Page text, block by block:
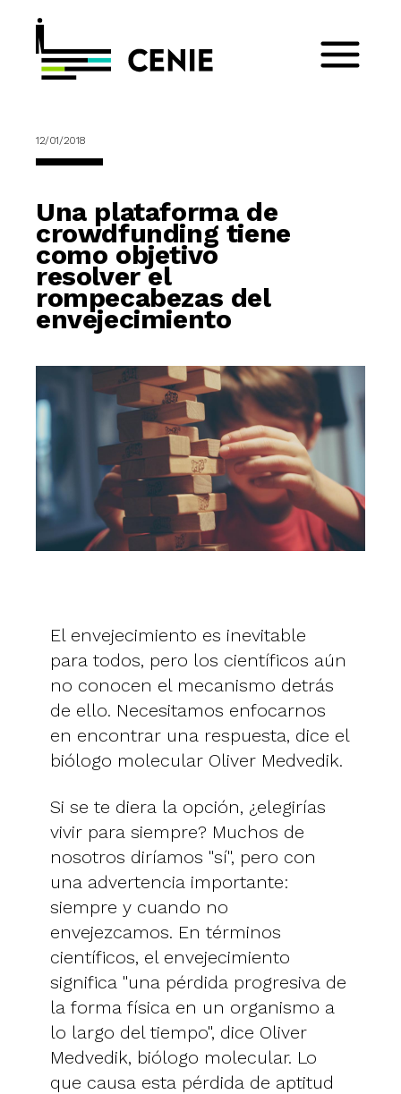
12/01/2018
Una plataforma de
crowdfunding tiene
como objetivo
resolver el
rompecabezas del
envejecimiento
El envejecimiento es inevitable
para todos, pero los científicos aún
no conocen el mecanismo detrás
de ello. Necesitamos enfocarnos
en encontrar una respuesta, dice el
biólogo molecular Oliver Medvedik.
Si se te diera la opción, ¿elegirías
vivir para siempre? Muchos de
nosotros diríamos "sí", pero con
una advertencia importante:
siempre y cuando no
envejezcamos. En términos
científicos, el envejecimiento
significa "una pérdida progresiva de
la forma física en un organismo a
lo largo del tiempo", dice Oliver
Medvedik, biólogo molecular. Lo
que causa esta pérdida de aptitud